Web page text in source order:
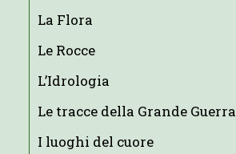
La Flora
Le Rocce
L’Idrologia
Le tracce della Grande Guerra
I luoghi del cuore